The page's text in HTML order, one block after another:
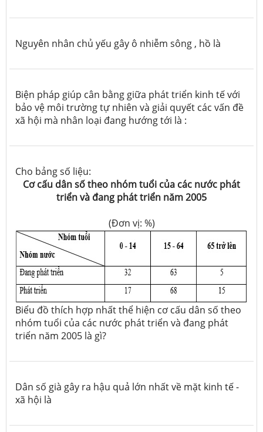
Nguyên nhân chủ yếu gây ô nhiễm sông , hồ là
Biện pháp giúp cân bằng giữa phát triển kinh tế với
bảo vệ môi trường tự nhiên và giải quyết các vấn đề
xã hội mà nhân loại đang hướng tới là :
Cho bảng số liệu:
Cơ cấu dân số theo nhóm tuổi của các nước phát
triển và đang phát triển năm 2005
(Đơn vị: %)
Biểu đồ thích hợp nhất thể hiện cơ cấu dân số theo
nhóm tuổi của các nước phát triển và đang phát
triển năm 2005 là gì?
Dân số già gây ra hậu quả lớn nhất về mặt kinh tế -
xã hội là